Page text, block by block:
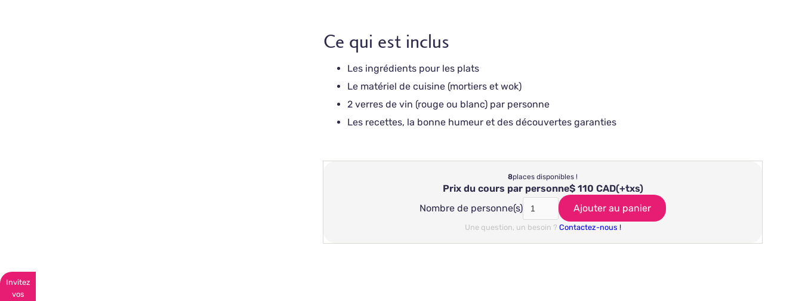
Ce qui est inclus
Les ingrédients pour les plats
Le matériel de cuisine (mortiers et wok)
2 verres de vin (rouge ou blanc) par personne
Les recettes, la bonne humeur et des découvertes garanties
8places disponibles !
Prix du cours par personne$ 110 CAD(+txs)
Nombre de personne(s)
Une question, un besoin ? Contactez-nous !
Invitez
vos